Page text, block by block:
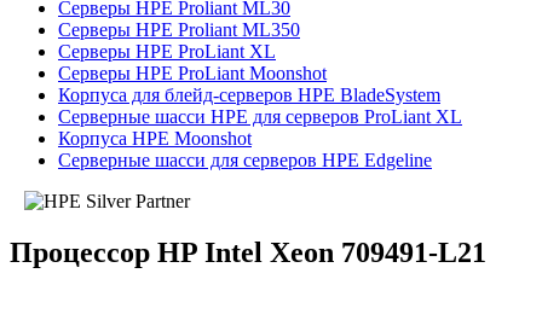
Серверы HPE Proliant ML30
Серверы HPE Proliant ML350
Серверы HPE ProLiant XL
Серверы HPE ProLiant Moonshot
Корпуса для блейд-серверов HPE BladeSystem
Серверные шасси HPE для серверов ProLiant XL
Корпуса HPE Moonshot
Серверные шасси для серверов HPE Edgeline
Процессор HP Intel Xeon 709491-L21